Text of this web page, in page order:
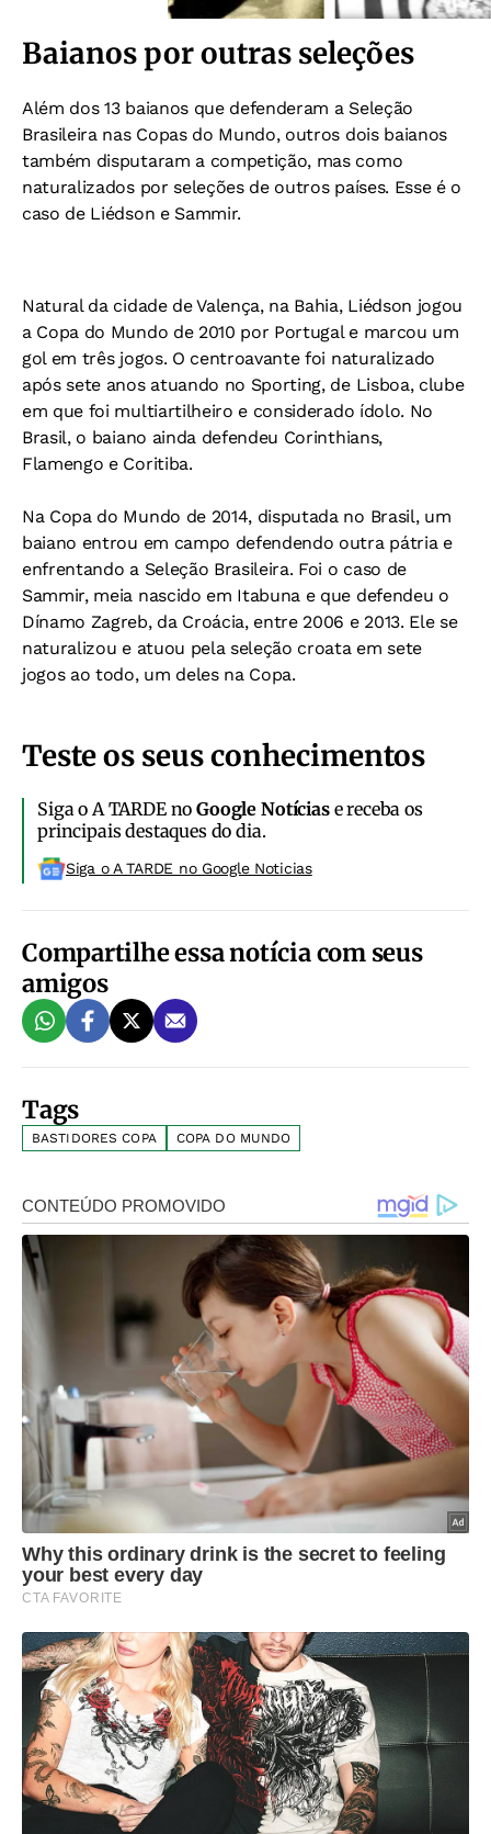
Baianos por outras seleções
Além dos 13 baianos que defenderam a Seleção
Brasileira nas Copas do Mundo, outros dois baianos
também disputaram a competição, mas como
naturalizados por seleções de outros países. Esse é o
caso de Liédson e Sammir.
Natural da cidade de Valença, na Bahia, Liédson jogou
a Copa do Mundo de 2010 por Portugal e marcou um
gol em três jogos. O centroavante foi naturalizado
após sete anos atuando no Sporting, de Lisboa, clube
em que foi multiartilheiro e considerado ídolo. No
Brasil, o baiano ainda defendeu Corinthians,
Flamengo e Coritiba.
Na Copa do Mundo de 2014, disputada no Brasil, um
baiano entrou em campo defendendo outra pátria e
enfrentando a Seleção Brasileira. Foi o caso de
Sammir, meia nascido em Itabuna e que defendeu o
Dínamo Zagreb, da Croácia, entre 2006 e 2013. Ele se
naturalizou e atuou pela seleção croata em sete
jogos ao todo, um deles na Copa.
Teste os seus conhecimentos
Siga o A TARDE noGoogle Notíciase receba os
principais destaques do dia.
Siga o A TARDE no Google Noticias
Compartilhe essa notícia com seus
amigos
Tags
BASTIDORES COPA COPA DO MUNDO